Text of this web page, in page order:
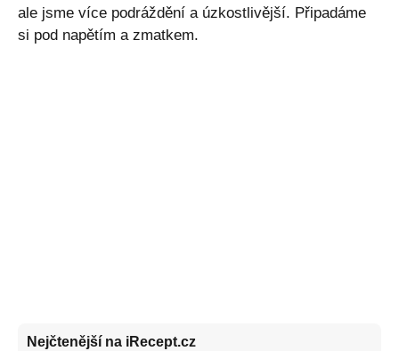
ale jsme více podráždění a úzkostlivější. Připadáme
si pod napětím a zmatkem.
Nejčtenější na iRecept.cz